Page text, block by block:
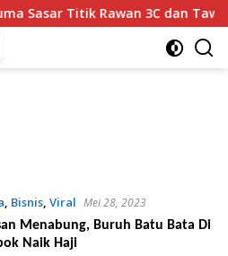
Titik Rawan 3C dan Tawuran
, Bisnis, Viral Mei 28, 2023
Menabung, Buruh Batu Bata Di
Naik Haji